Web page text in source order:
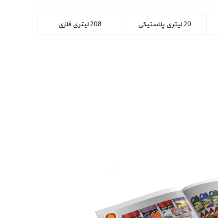
20 لیتری پلاستیکی 208 لیتری فلزی